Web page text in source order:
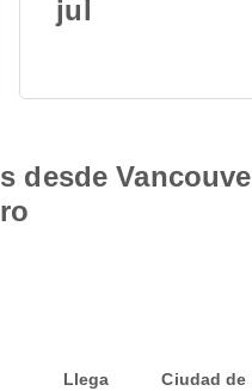
jul
desde
Llega Ciudad de